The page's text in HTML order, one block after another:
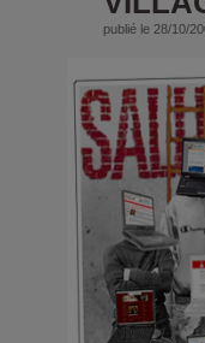
publié le 28/10/